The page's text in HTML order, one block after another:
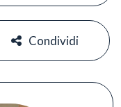
Condividi